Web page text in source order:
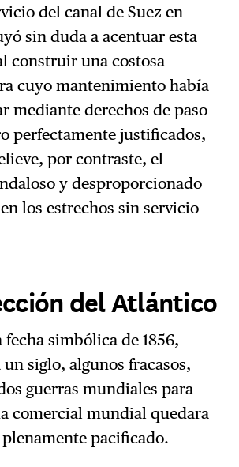
del canal de Suez en
sin duda a acentuar esta
construir una costosa
cuyo mantenimiento había
mediante derechos de paso
perfectamente justificados,
por contraste, el
y desproporcionado
los estrechos sin servicio
del Atlántico
fecha simbólica de 1856,
siglo, algunos fracasos,
guerras mundiales para
comercial mundial quedara
pacificado.